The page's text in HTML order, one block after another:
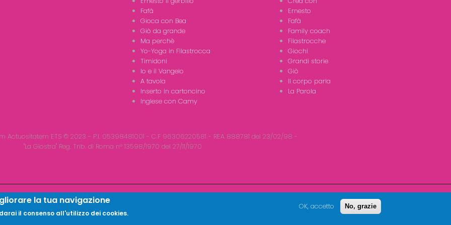
Fafà
Gioca con Bea
Giò da grande
Ma perchè
Yo-Yoga in Filastrocca
Timidoni
Io e il Vangelo
A tavola
Inserto in cartoncino
Inglese con Camy
Ernesto
Fafà
Family coach
Filastrocche
Giochi
Grandi storie
Giò
Il corpo parla
La Parola
Actuositatem ETS © 2023 - P.I. 05398481001 - C.F 96306220581 - REA 888781 del 23/02/98 -
"La Giostra" Reg. Trib. di Roma n° 13598/1970 del 27/11/1970
Seguici su
la tua navigazione
il consenso all'utilizzo dei cookies.
OK, accetto No, grazie